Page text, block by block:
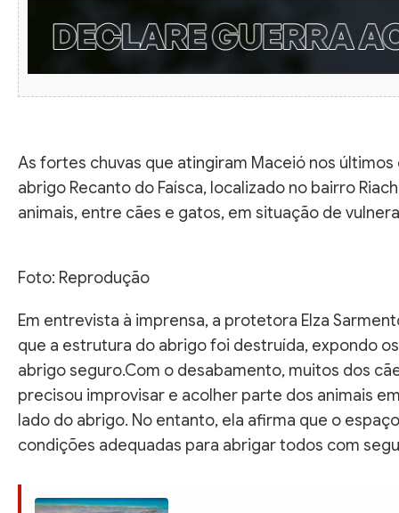
As fortes chuvas que atingiram Maceió nos
abrigo Recanto do Faísca, localizado no bairro
animais, entre cães e gatos, em situação de
Foto: Reprodução
Em entrevista à imprensa, a protetora Elza
que a estrutura do abrigo foi destruída, expondo
abrigo seguro.Com o desabamento, muitos dos
precisou improvisar e acolher parte dos animais
lado do abrigo. No entanto, ela afirma que o
condições adequadas para abrigar todos com